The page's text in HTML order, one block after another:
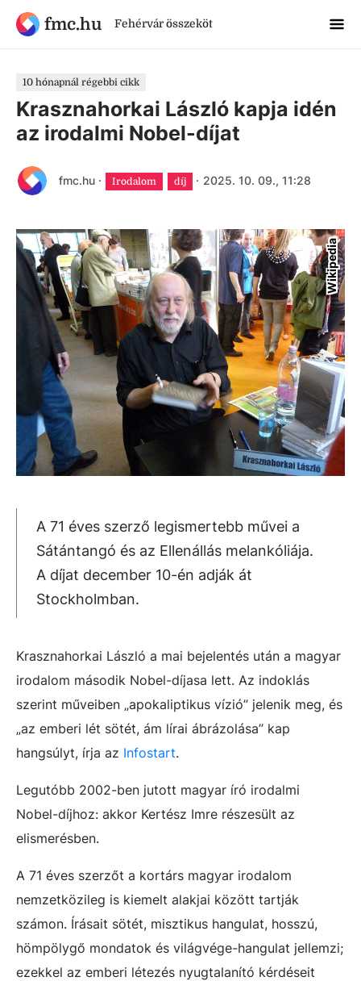
fmc.hu Fehérvár összeköt
10 hónapnál régebbi cikk
Krasznahorkai László kapja idén
az irodalmi Nobel-díjat
fmc.hu · Irodalom díj · 2025. 10. 09., 11:28
Wikipedia
A 71 éves szerző legismertebb művei a
Sátántangó és az Ellenállás melankóliája.
A díjat december 10-én adják át
Stockholmban.
Krasznahorkai László a mai bejelentés után a magyar
irodalom második Nobel-díjasa lett. Az indoklás
szerint műveiben „apokaliptikus vízió” jelenik meg, és
„az emberi lét sötét, ám lírai ábrázolása” kap
hangsúlyt, írja az Infostart.
Legutóbb 2002-ben jutott magyar író irodalmi
Nobel-díjhoz: akkor Kertész Imre részesült az
elismerésben.
A 71 éves szerzőt a kortárs magyar irodalom
nemzetközileg is kiemelt alakjai között tartják
számon. Írásait sötét, misztikus hangulat, hosszú,
hömpölygő mondatok és világvége-hangulat jellemzi;
ezekkel az emberi létezés nyugtalanító kérdéseit